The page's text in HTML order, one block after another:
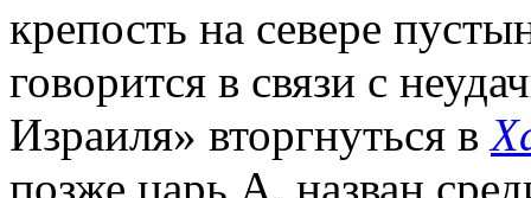
крепость на севере
говорится в связи с
Израиля» вторгнуться в
позже царь А. назван